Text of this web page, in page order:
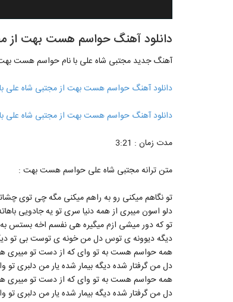
دانلود آهنگ حواسم هست بهت از
آهنگ جدید مجتبی شاه علی با نام حواسم هست
دانلود آهنگ حواسم هست بهت از مجتبی شاه علی با
دانلود آهنگ حواسم هست بهت از مجتبی شاه علی با
مدت زمان : 3:21
متن ترانه مجتبی شاه علی حواسم هست بهت :
تو نگاهم میکنی رو به راهم میکنی مگه چی توی
دلو اسون میبری از همه دنیا سری تو یه جادویی
تو که دور میشی ازم میگیره هی نفسم اخه بستس
دیگه دیوونه ی توس دل من خونه ی توست بی تو
همه حواسم هست به تو وای که از دست تو
دل من گرفتار شده دیگه بیمار شده یار من دلبری تو
همه حواسم هست به تو وای که از دست تو
دل من گرفتار شده دیگه بیمار شده یار من دلبری تو